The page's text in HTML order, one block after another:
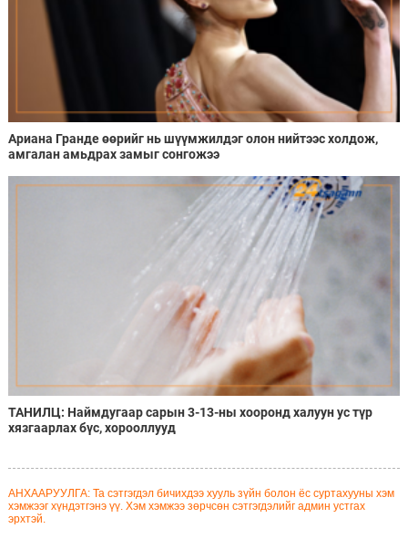
Ариана Гранде өөрийг нь шүүмжилдэг олон нийтээс холдож,
амгалан амьдрах замыг сонгожээ
ТАНИЛЦ: Наймдугаар сарын 3-13-ны хооронд халуун ус түр
хязгаарлах бүс, хорооллууд
АНХААРУУЛГА: Та сэтгэгдэл бичихдээ хууль зүйн болон ёс суртахууны хэм
хэмжээг хүндэтгэнэ үү. Хэм хэмжээ зөрчсөн сэтгэгдэлийг админ устгах
эрхтэй.